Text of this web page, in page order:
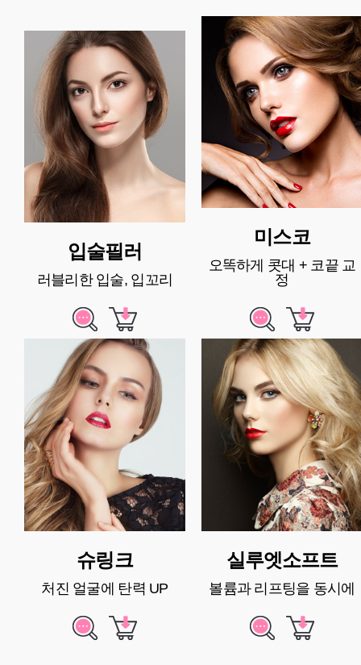
입술필러
러블리한 입술, 입꼬리
미스코
오똑하게 콧대 + 코끝 교
정
슈링크
처진 얼굴에 탄력 UP
실루엣소프트
볼륨과 리프팅을 동시에